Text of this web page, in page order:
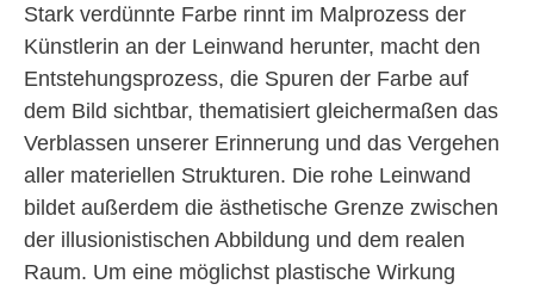
Stark verdünnte Farbe rinnt im Malprozess der
Künstlerin an der Leinwand herunter, macht den
Entstehungsprozess, die Spuren der Farbe auf
dem Bild sichtbar, thematisiert gleichermaßen das
Verblassen unserer Erinnerung und das Vergehen
aller materiellen Strukturen. Die rohe Leinwand
bildet außerdem die ästhetische Grenze zwischen
der illusionistischen Abbildung und dem realen
Raum. Um eine möglichst plastische Wirkung